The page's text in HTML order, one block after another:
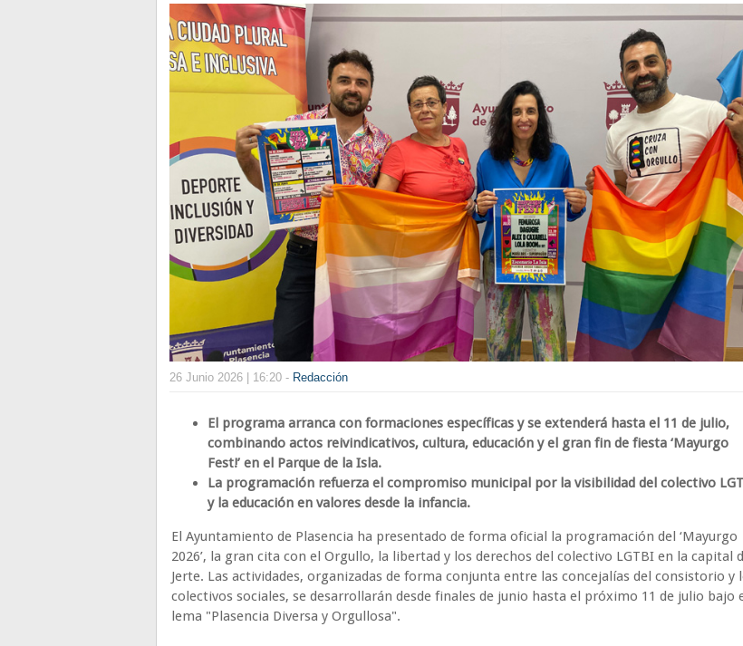
26 Junio 2026 | 16:20 - Redacción
El programa arranca con formaciones específicas y se extenderá hasta el 11 de julio,
combinando actos reivindicativos, cultura, educación y el gran fin de fiesta ‘Mayurgo
Fest!’ en el Parque de la Isla.
La programación refuerza el compromiso municipal por la visibilidad del colectivo
y la educación en valores desde la infancia.
El Ayuntamiento de Plasencia ha presentado de forma oficial la programación del ‘Mayurgo
2026’, la gran cita con el Orgullo, la libertad y los derechos del colectivo LGTBI en la capital
Jerte. Las actividades, organizadas de forma conjunta entre las concejalías del consistorio y
colectivos sociales, se desarrollarán desde finales de junio hasta el próximo 11 de julio bajo
lema "Plasencia Diversa y Orgullosa".